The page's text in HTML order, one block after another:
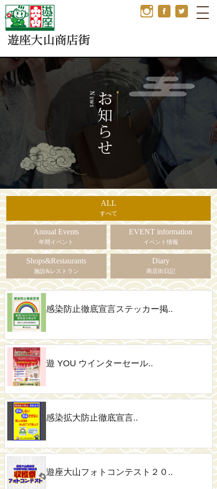
ALL
すべて
Annual Events
年間イベント
EVENT information
イベント情報
Shops&Restaurants
施設&レストラン
Diary
商店街日記
感染防止徹底宣言ステッカー掲..
遊 YOU ウインターセール..
感染拡大防止徹底宣言..
遊座大山フォトコンテスト２０..